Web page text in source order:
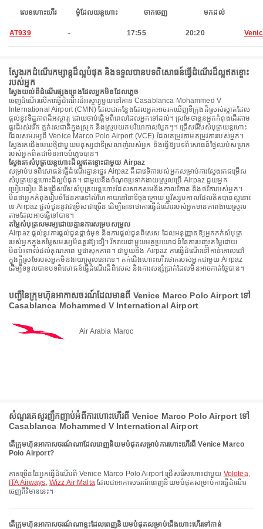
លេខហោះហើរ ម៉ូដែលយន្តហោះ ចាកចេញ មកដល់
AT939 - 17:55 20:20
ស្វែងរកដំណើរកម្សាន្តដ៏ល្អបំផុត និងទទួលបានបទពិសោធន៍ធ្វើដំណើរដ៏ល្អឥតខ្ចោះ
របស់អ្នក
ស្វែងយល់ពីដំណើរផ្សងព្រេងដែលអ្នកមិនដែលភ្លេច
ចេញដំណើរលើការធ្វើដំណើរដ៏អស្ចារ្យមួយទៅកាន់ Casablanca Mohammed V
International Airport (CMN) ដែលជាកន្លែងដែលអ្នកអាចរកឃើញទីក្រុងដ៏ស្រស់ស្អាតដែល
ផ្តល់នូវទិដ្ឋភាពដ៏អស្ចារ្យ ដោយចាប់ផ្តើមពីពេលដែលអ្នកទៅដល់។ ស្រមៃថាខ្លួនអ្នកកំពុងដើរតាម
ផ្លូវដ៏រស់រវើក ភ្លក់រសជាតិក្នុងស្រុក និងស្រូបយកបរិយាកាសប្លែកៗ។ ជ្រើសរើសសំបុត្រយន្តហោះ
ដែលសមរម្យពី Venice Marco Polo Airport (VCE) ដែលតម្រូវតាមតម្រូវការរបស់អ្នក។
ស្វែងរកជើងមេឃថ្មីជាមួយមនុស្សជាទីស្រលាញ់របស់អ្នក និងធ្វើឱ្យបទពិសោធន៍ថ្ងៃឈប់សម្រាក
របស់អ្នកពិតជាមិនអាចបំភ្លេចបាន។
ស្វែងរកសំបុត្រយន្តហោះដ៏ល្អឥតខ្ចោះជាមួយ Airpaz
សម្រាប់បទពិសោធន៍ធ្វើដំណើរគ្មានថ្នេរ Airpaz គឺជាវេទិការបស់អ្នកសម្រាប់ការស្វែងរកជម្រើស
សំបុត្រយន្តហោះដ៏ល្អបំផុត។ ជាមួយនឹងចំណុចប្រទាក់ងាយស្រួលប្រើ Airpaz ជួយអ្នក
ប្រៀបធៀប និងជ្រើសរើសសំបុត្រយន្តហោះដែលសាកសមនឹងកាលវិភាគ និងថវិការបស់អ្នក។
មិនថាអ្នកកំពុងរៀបចំផែនការទៅលំហែកាយនៅនាទីចុងក្រោយ ឬវិស្សមកាលដែលគិតបានល្អនោះ
ទេ Airpaz ផ្តល់ជូននូវជម្រើសជាច្រើន ដើម្បីធានាថាការធ្វើដំណើររបស់អ្នកមានភាពងាយស្រួល
តាមដែលអាចធ្វើទៅបាន។
តម្លៃសំបុត្រសមរម្យដោយគ្មានការសម្របសម្រួល
Airpaz ផ្តល់នូវការផ្តល់ជូនផ្តាច់មុខ និងការផ្តល់ជូនពិសេស ដែលអនុញ្ញាតឱ្យអ្នកកក់សំបុត្រ
របស់អ្នកក្នុងតម្លៃសមរម្យមិនគួរឱ្យជឿ។ រីករាយជាមួយអត្ថប្រយោជន៍នៃការបញ្ចុះតម្លៃដោយ
មិនប៉ះពាល់ដល់គុណភាព ឬផាសុកភាព។ ជាមួយនឹង Airpaz ការធ្វើដំណើរទៅកាន់គោលដៅ
ក្នុងក្តីស្រមៃរបស់អ្នកមិនងាយស្រួលនោះទេ។ កក់ជើងហោះហើរថោករបស់អ្នកជាមួយ Airpaz
ដើម្បីទទួលបានបទពិសោធន៍ធ្វើដំណើរដ៏ពិសេស និងការសន្សំប្រាក់ដែលមិនអាចកាត់ថ្លៃបាន។
បញ្ជីនៃក្រុមហ៊ុនអាកាសចរណ៍ដែលមានពី Venice Marco Polo Airport ទៅ
Casablanca Mohammed V International Airport
Air Arabia Maroc
សំណួរគេសួរញឹកញាប់អំពីការហោះហើរពី Venice Marco Polo Airport ទៅ
Casablanca Mohammed V International Airport
តើក្រុមហ៊ុនអាកាសចរណ៍ណាដែលពេញនិយមបំផុតសម្រាប់ការហោះហើរពី Venice Marco
Polo Airport?
ភាគច្រើននៃអ្នកធ្វើដំណើរពី Venice Marco Polo Airport ជ្រើសរើសហោះជាមួយ Volotea,
ITA Airways, Wizz Air Maltaដែលជាអាកាសចរណ៍ពេញនិយមបំផុតសម្រាប់ការធ្វើដំណើរ
ចេញពីវិមាននេះ។
តើក្រុមហ៊ុនអាកាសចរណ៍ណាខ្លះដែលពេញនិយមបំផុតសម្រាប់ជើងហោះហើរទៅកាន់